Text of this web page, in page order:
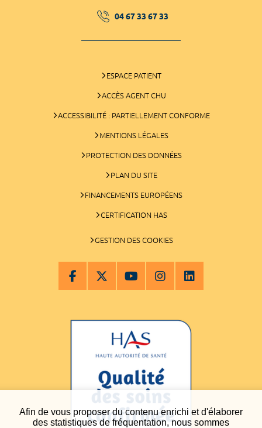
Afin de vous proposer du contenu enrichi et d'élaborer
des statistiques de fréquentation, nous sommes
04 67 33 67 33
ESPACE PATIENT
ACCÈS AGENT CHU
ACCESSIBILITÉ : PARTIELLEMENT CONFORME
MENTIONS LÉGALES
PROTECTION DES DONNÉES
PLAN DU SITE
FINANCEMENTS EUROPÉENS
CERTIFICATION HAS
GESTION DES COOKIES